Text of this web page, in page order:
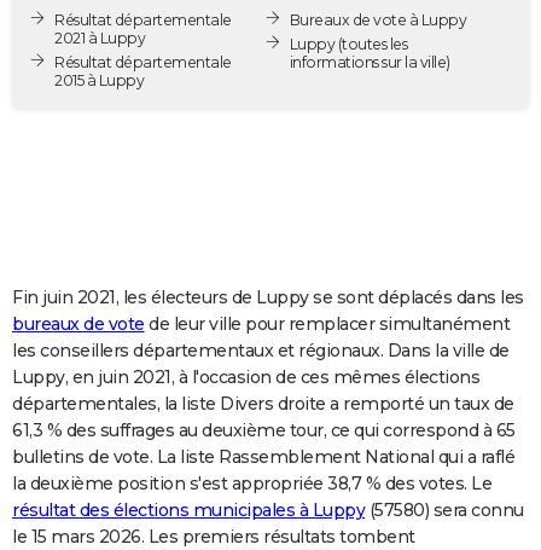
Destinations
City break
Voyage nature
Voyage de noces
Forum
Climat
PHOTO
GUIDES D'ACHAT
COPAINS D'AVANT
Se connecter
Collèges
Universités
Entreprises
Service militaire
Avis de recherche
AVIS DE DÉCÈS
FORUM
Bricolage
Lifestyle
Culture
Sport
Auto
Television
Voyage
Cinema
Résultat départementale
2021 à Luppy
Résultat départementale
2015 à Luppy
Bureaux de vote à Luppy
Luppy(toutes les
informations sur la ville)
Fin juin 2021, les électeurs de Luppy se sont déplacés dans les
bureaux de vote de leur ville pour remplacer simultanément
les conseillers départementaux et régionaux. Dans la ville de
Luppy, en juin 2021, à l'occasion de ces mêmes élections
départementales, la liste Divers droite a remporté un taux de
61,3 % des suffrages au deuxième tour, ce qui correspond à 65
bulletins de vote. La liste Rassemblement National qui a raflé
la deuxième position s'est appropriée 38,7 % des votes. Le
résultat des élections municipales à Luppy(57580) sera connu
le 15 mars 2026. Les premiers résultats tombent